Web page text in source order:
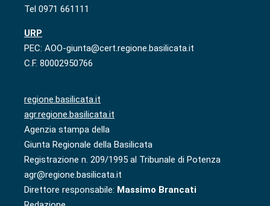
Tel 0971 661111
URP
PEC: AOO-giunta@cert.regione.basilicata.it
C.F. 80002950766
regione.basilicata.it
agr.regione.basilicata.it
Agenzia stampa della
Giunta Regionale della Basilicata
Registrazione n. 209/1995 al Tribunale di Potenza
agr@regione.basilicata.it
Direttore responsabile: Massimo Brancati